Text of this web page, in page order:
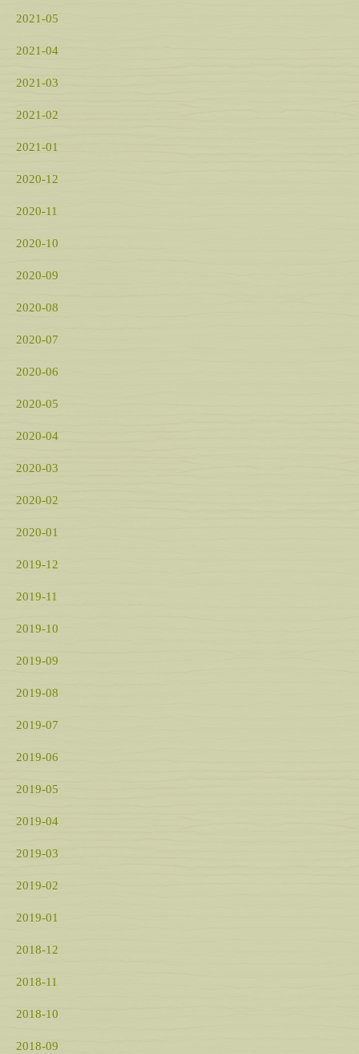
2021-05
2021-04
2021-03
2021-02
2021-01
2020-12
2020-11
2020-10
2020-09
2020-08
2020-07
2020-06
2020-05
2020-04
2020-03
2020-02
2020-01
2019-12
2019-11
2019-10
2019-09
2019-08
2019-07
2019-06
2019-05
2019-04
2019-03
2019-02
2019-01
2018-12
2018-11
2018-10
2018-09